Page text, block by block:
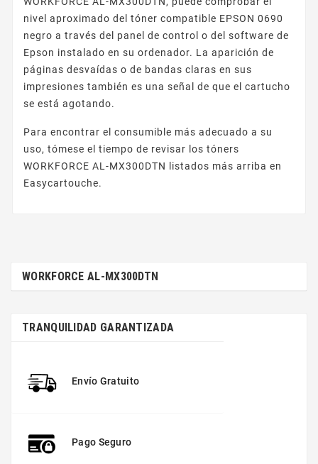
nivel aproximado del tóner compatible EPSON 0690
negro a través del panel de control o del software de
Epson instalado en su ordenador. La aparición de
páginas desvaídas o de bandas claras en sus
impresiones también es una señal de que el cartucho
se está agotando.
Para encontrar el consumible más adecuado a su
uso, tómese el tiempo de revisar los tóners
WORKFORCE AL-MX300DTN listados más arriba en
Easycartouche.
WORKFORCE AL-MX300DTN
TRANQUILIDAD GARANTIZADA
Envío Gratuito
Pago Seguro